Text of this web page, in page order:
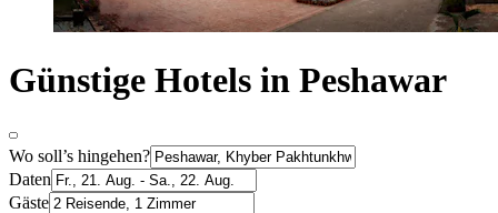
Günstige Hotels in Peshawar
Wo soll’s hingehen?
Daten
Gäste